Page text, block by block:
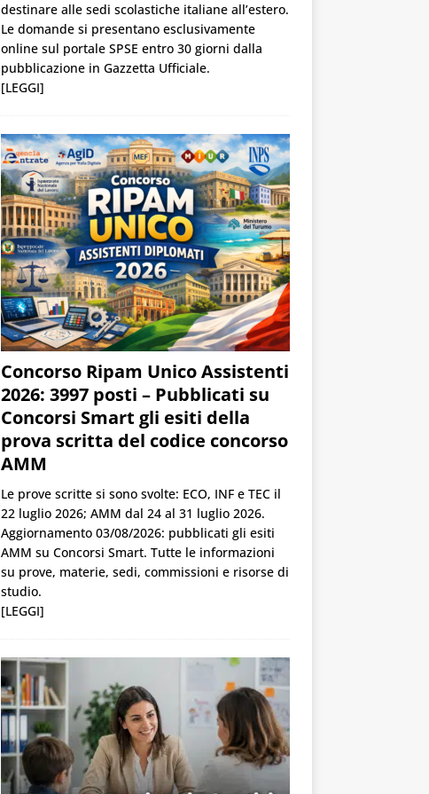
destinare alle sedi scolastiche italiane all’estero.
Le domande si presentano esclusivamente
online sul portale SPSE entro 30 giorni dalla
pubblicazione in Gazzetta Ufficiale.
[LEGGI]
Concorso Ripam Unico Assistenti
2026: 3997 posti – Pubblicati su
Concorsi Smart gli esiti della
prova scritta del codice concorso
AMM
Le prove scritte si sono svolte: ECO, INF e TEC il
22 luglio 2026; AMM dal 24 al 31 luglio 2026.
Aggiornamento 03/08/2026: pubblicati gli esiti
AMM su Concorsi Smart. Tutte le informazioni
su prove, materie, sedi, commissioni e risorse di
studio.
[LEGGI]